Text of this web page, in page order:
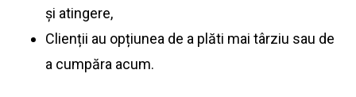
și atingere,
Clienții au opțiunea de a plăti mai târziu sau de
a cumpăra acum.